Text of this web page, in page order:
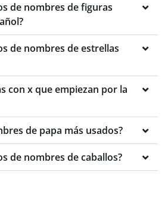
de nombres de figuras
de nombres de estrellas
con x que empiezan por la
de papa más usados?
de nombres de caballos?